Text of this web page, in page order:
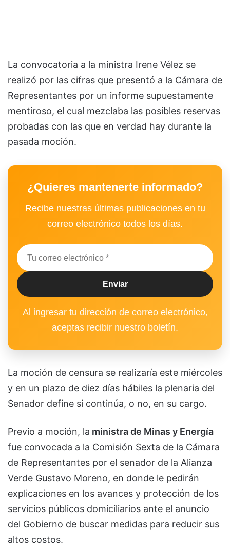
La convocatoria a la ministra Irene Vélez se
realizó por las cifras que presentó a la Cámara de
Representantes por un informe supuestamente
mentiroso, el cual mezclaba las posibles reservas
probadas con las que en verdad hay durante la
pasada moción.
¿Quieres mantenerte informado?
Recibe nuestras últimas publicaciones en tu
correo electrónico todos los días.
Al ingresar tu dirección de correo electrónico,
aceptas recibir nuestro boletín.
La moción de censura se realizaría este miércoles
y en un plazo de diez días hábiles la plenaria del
Senador define si continúa, o no, en su cargo.
Previo a moción, la ministra de Minas y Energía
fue convocada a la Comisión Sexta de la Cámara
de Representantes por el senador de la Alianza
Verde Gustavo Moreno, en donde le pedirán
explicaciones en los avances y protección de los
servicios públicos domiciliarios ante el anuncio
del Gobierno de buscar medidas para reducir sus
altos costos.